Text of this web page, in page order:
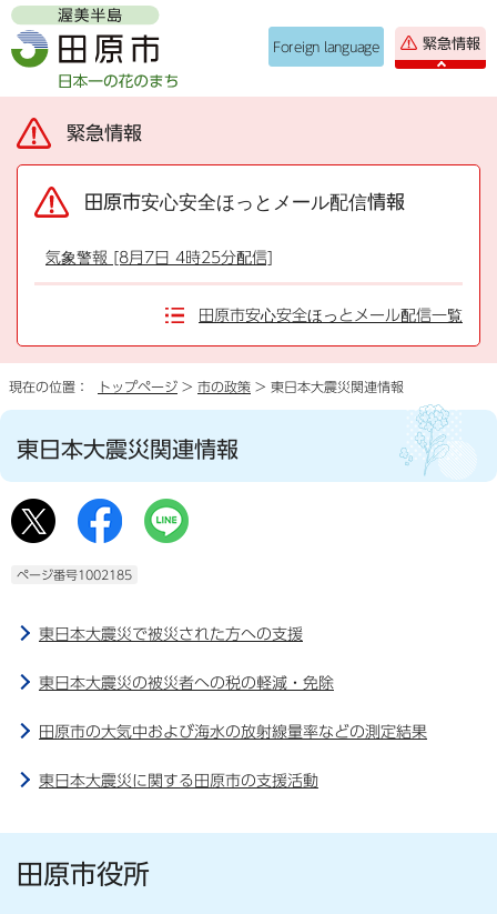
Foreign language 緊急情報
緊急情報
田原市安心安全ほっとメール配信情報
気象警報 [8月7日 4時25分配信]
田原市安心安全ほっとメール配信一覧
現在の位置： トップページ > 市の政策 > 東日本大震災関連情報
東日本大震災関連情報
ページ番号1002185
東日本大震災で被災された方への支援
東日本大震災の被災者への税の軽減・免除
田原市の大気中および海水の放射線量率などの測定結果
東日本大震災に関する田原市の支援活動
田原市役所